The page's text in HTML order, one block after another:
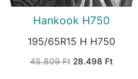
Hankook H750
195/65R15 H H750
45.809Ft Original
28.498 FtCurrent